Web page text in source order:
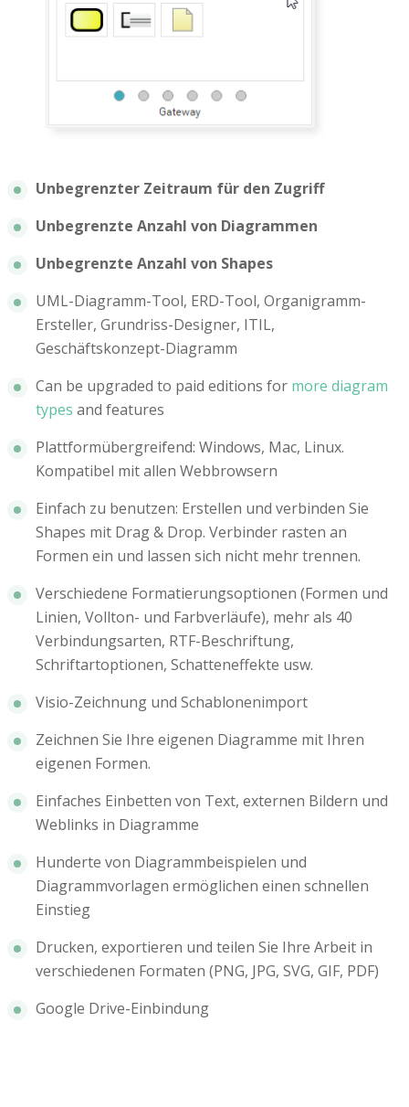
Unbegrenzter Zeitraum für den Zugriff
Unbegrenzte Anzahl von Diagrammen
Unbegrenzte Anzahl von Shapes
UML-Diagramm-Tool, ERD-Tool, Organigramm-
Ersteller, Grundriss-Designer, ITIL,
Geschäftskonzept-Diagramm
Can be upgraded to paid editions for more diagram
types and features
Plattformübergreifend: Windows, Mac, Linux.
Kompatibel mit allen Webbrowsern
Einfach zu benutzen: Erstellen und verbinden Sie
Shapes mit Drag & Drop. Verbinder rasten an
Formen ein und lassen sich nicht mehr trennen.
Verschiedene Formatierungsoptionen (Formen und
Linien, Vollton- und Farbverläufe), mehr als 40
Verbindungsarten, RTF-Beschriftung,
Schriftartoptionen, Schatteneffekte usw.
Visio-Zeichnung und Schablonenimport
Zeichnen Sie Ihre eigenen Diagramme mit Ihren
eigenen Formen.
Einfaches Einbetten von Text, externen Bildern und
Weblinks in Diagramme
Hunderte von Diagrammbeispielen und
Diagrammvorlagen ermöglichen einen schnellen
Einstieg
Drucken, exportieren und teilen Sie Ihre Arbeit in
verschiedenen Formaten (PNG, JPG, SVG, GIF, PDF)
Google Drive-Einbindung